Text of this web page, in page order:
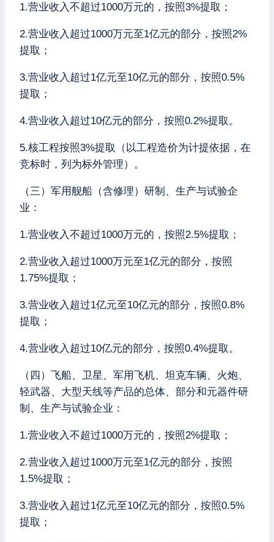
1.营业收入不超过1000万元的，按照3%提取；
2.营业收入超过1000万元至1亿元的部分，按照2%
提取；
3.营业收入超过1亿元至10亿元的部分，按照0.5%
提取；
4.营业收入超过10亿元的部分，按照0.2%提取。
5.核工程按照3%提取（以工程造价为计提依据，在
竞标时，列为标外管理）。
（三）军用舰船（含修理）研制、生产与试验企
业：
1.营业收入不超过1000万元的，按照2.5%提取；
2.营业收入超过1000万元至1亿元的部分，按照
1.75%提取；
3.营业收入超过1亿元至10亿元的部分，按照0.8%
提取；
4.营业收入超过10亿元的部分，按照0.4%提取。
（四）飞船、卫星、军用飞机、坦克车辆、火炮、
轻武器、大型天线等产品的总体、部分和元器件研
制、生产与试验企业：
1.营业收入不超过1000万元的，按照2%提取；
2.营业收入超过1000万元至1亿元的部分，按照
1.5%提取；
3.营业收入超过1亿元至10亿元的部分，按照0.5%
提取；